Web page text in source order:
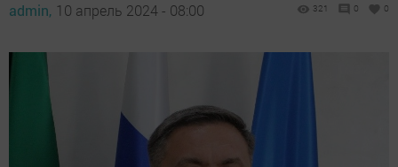
admin, 10 апрель 2024 - 08:00 321 0 0